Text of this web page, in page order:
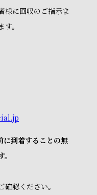
様に回収のご指示ま
。
に到着することの無
認ください。